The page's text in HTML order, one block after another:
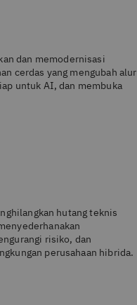
dan memodernisasi
cerdas yang mengubah alur
untuk AI, dan membuka
hutang teknis
risiko, dan
perusahaan hibrida.